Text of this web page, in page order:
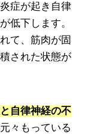
症が起き自律
低下します。
て、筋肉が固
された状態が
自律神経の不
々もっている